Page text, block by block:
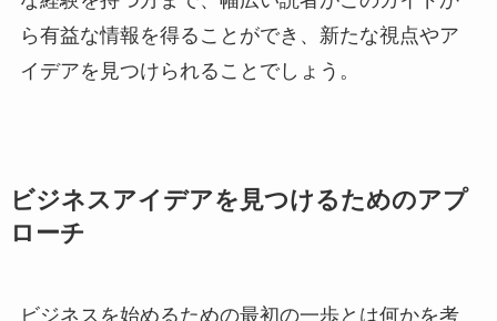
ら有益な情報を得ることができ、新たな視点やア
イデアを見つけられることでしょう。
ビジネスアイデアを見つけるためのアプ
ローチ
ビジネスを始めるための最初の一歩とは何かを考